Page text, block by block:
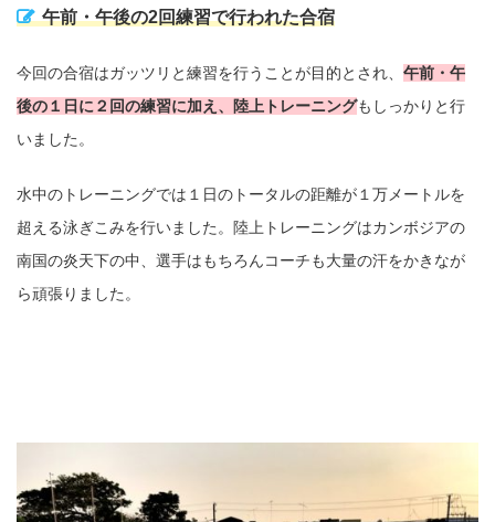
午前・午後の2回練習で行われた合宿
今回の合宿はガッツリと練習を行うことが目的とされ、 午前・午
後の１日に２回の練習に加え、陸上トレーニングもしっかりと行
いました。
水中のトレーニングでは１日のトータルの距離が１万メートルを
超える泳ぎこみを行いました。陸上トレーニングはカンボジアの
南国の炎天下の中、選手はもちろんコーチも大量の汗をかきなが
ら頑張りました。